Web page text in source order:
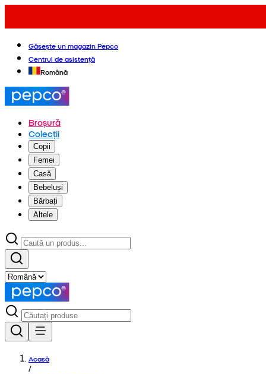
Găsește un magazin Pepco
Centrul de asistență
Română
Broșură
Colecții
Copii
Femei
Casă
Bebeluși
Bărbați
Altele
Acasă
/